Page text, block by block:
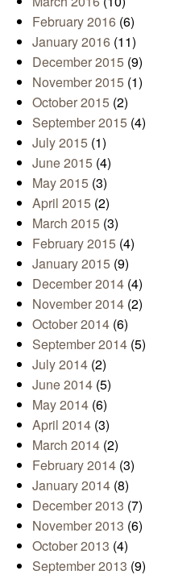
February 2016 (6)
January 2016 (11)
December 2015 (9)
November 2015 (1)
October 2015 (2)
September 2015 (4)
July 2015 (1)
June 2015 (4)
May 2015 (3)
April 2015 (2)
March 2015 (3)
February 2015 (4)
January 2015 (9)
December 2014 (4)
November 2014 (2)
October 2014 (6)
September 2014 (5)
July 2014 (2)
June 2014 (5)
May 2014 (6)
April 2014 (3)
March 2014 (2)
February 2014 (3)
January 2014 (8)
December 2013 (7)
November 2013 (6)
October 2013 (4)
September 2013 (9)